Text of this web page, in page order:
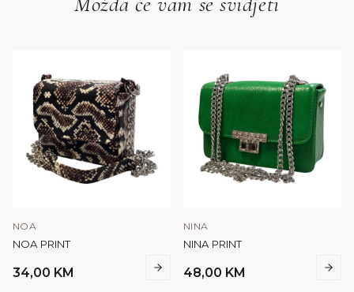
NOA
NOA PRINT
34,00 KM
NINA
NINA PRINT
48,00 KM